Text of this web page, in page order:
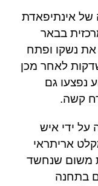
של אינתיפאדת
בבאר
נשקו ופתח
לאחר מכן
נפצעו גם
קשה.
על ידי איש
אריתראי
משום שנחשד
בתחנה